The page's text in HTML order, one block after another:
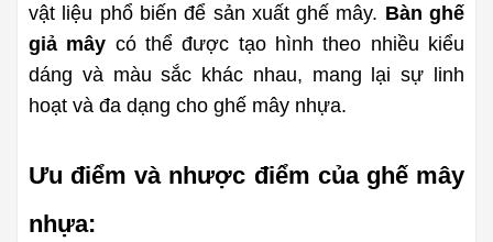
vật liệu phổ biến để sản xuất ghế mây. Bàn ghế
giả mây có thể được tạo hình theo nhiều kiểu
dáng và màu sắc khác nhau, mang lại sự linh
hoạt và đa dạng cho ghế mây nhựa.
Ưu điểm và nhược điểm của ghế mây
nhựa: